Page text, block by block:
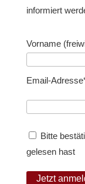
informiert
Vorname
Email-
Bitte
gelesen hast